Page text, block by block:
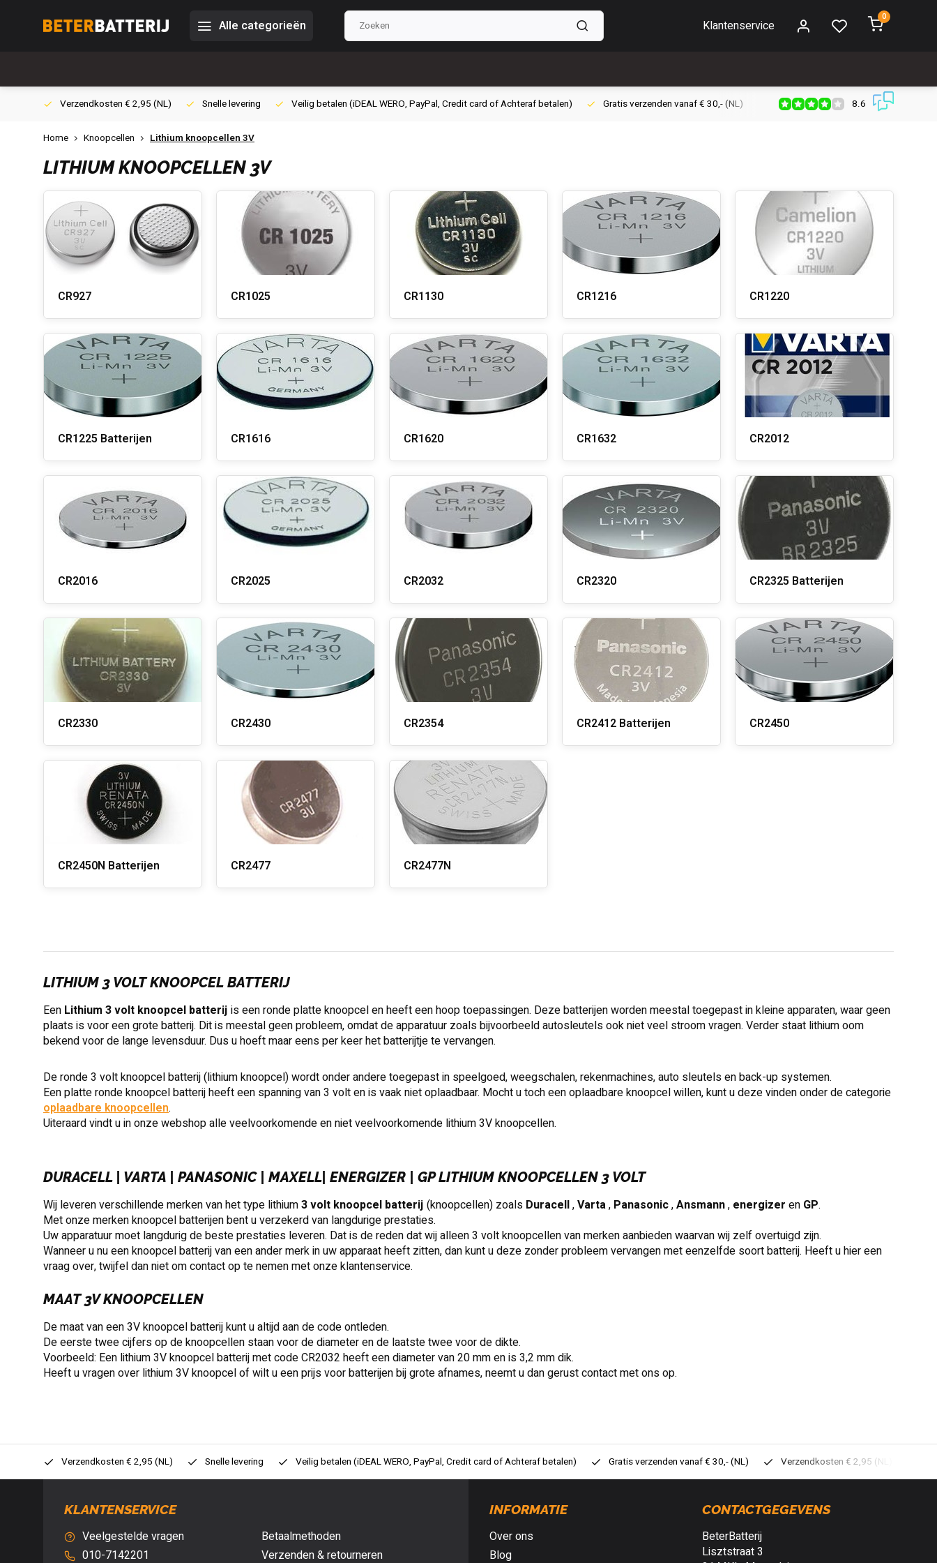
Alle categorieën Klantenservice
0
Verzendkosten € 2,95 (NL) Snelle levering Veilig betalen (iDEAL WERO, PayPal, Credit card of Achteraf betalen) Gratis verzenden vanaf € 30,- (NL) Verzendkosten € 2,95 (NL)
8.6
Home Knoopcellen Lithium knoopcellen 3V
LITHIUM KNOOPCELLEN 3V
CR927 CR1025 CR1130 CR1216 CR1220
CR1225 Batterijen CR1616 CR1620 CR1632 CR2012
CR2016 CR2025 CR2032 CR2320 CR2325 Batterijen
CR2330 CR2430 CR2354 CR2412 Batterijen CR2450
CR2450N Batterijen CR2477 CR2477N
LITHIUM 3 VOLT KNOOPCEL BATTERIJ
Een Lithium 3 volt knoopcel batterij is een ronde platte knoopcel en heeft een hoop toepassingen. Deze batterijen worden meestal toegepast in kleine apparaten, waar geen
plaats is voor een grote batterij. Dit is meestal geen probleem, omdat de apparatuur zoals bijvoorbeeld autosleutels ook niet veel stroom vragen. Verder staat lithium oom
bekend voor de lange levensduur. Dus u hoeft maar eens per keer het batterijtje te vervangen.
De ronde 3 volt knoopcel batterij (lithium knoopcel) wordt onder andere toegepast in speelgoed, weegschalen, rekenmachines, auto sleutels en back-up systemen.
Een platte ronde knoopcel batterij heeft een spanning van 3 volt en is vaak niet oplaadbaar. Mocht u toch een oplaadbare knoopcel willen, kunt u deze vinden onder de categorie
oplaadbare knoopcellen.
Uiteraard vindt u in onze webshop alle veelvoorkomende en niet veelvoorkomende lithium 3V knoopcellen.
DURACELL | VARTA | PANASONIC | MAXELL| ENERGIZER | GP LITHIUM KNOOPCELLEN 3 VOLT
Wij leveren verschillende merken van het type lithium3volt knoopcel batterij (knoopcellen) zoals Duracell,Varta, Panasonic,Ansmann, energizer en GP.
Met onze merken knoopcel batterijen bent u verzekerd van langdurige prestaties.
Uw apparatuur moet langdurig de beste prestaties leveren. Dat is de reden dat wij alleen 3 volt knoopcellen van merken aanbieden waarvan wij zelf overtuigd zijn.
Wanneer u nu een knoopcel batterij van een ander merk in uw apparaat heeft zitten, dan kunt u deze zonder probleem vervangen met eenzelfde soort batterij. Heeft u hier een
vraag over, twijfel dan niet om contact op te nemen met onze klantenservice.
MAAT 3V KNOOPCELLEN
De maat van een 3V knoopcel batterij kunt u altijd aan de code ontleden.
De eerste twee cijfers op de knoopcellen staan voor de diameter en de laatste twee voor de dikte.
Voorbeeld: Een lithium 3V knoopcel batterij met code CR2032 heeft een diameter van 20 mm en is 3,2 mm dik.
Heeft u vragen over lithium 3V knoopcel of wilt u een prijs voor batterijen bij grote afnames, neemt u dan gerust contact met ons op.
Verzendkosten € 2,95 (NL) Snelle levering Veilig betalen (iDEAL WERO, PayPal, Credit card of Achteraf betalen) Gratis verzenden vanaf € 30,- (NL) Verzendkosten € 2,95 (NL)
KLANTENSERVICE
Veelgestelde vragen
010-7142201
Betaalmethoden
Verzenden & retourneren
INFORMATIE
Over ons
Blog
CONTACTGEGEVENS
BeterBatterij
Lisztstraat 3